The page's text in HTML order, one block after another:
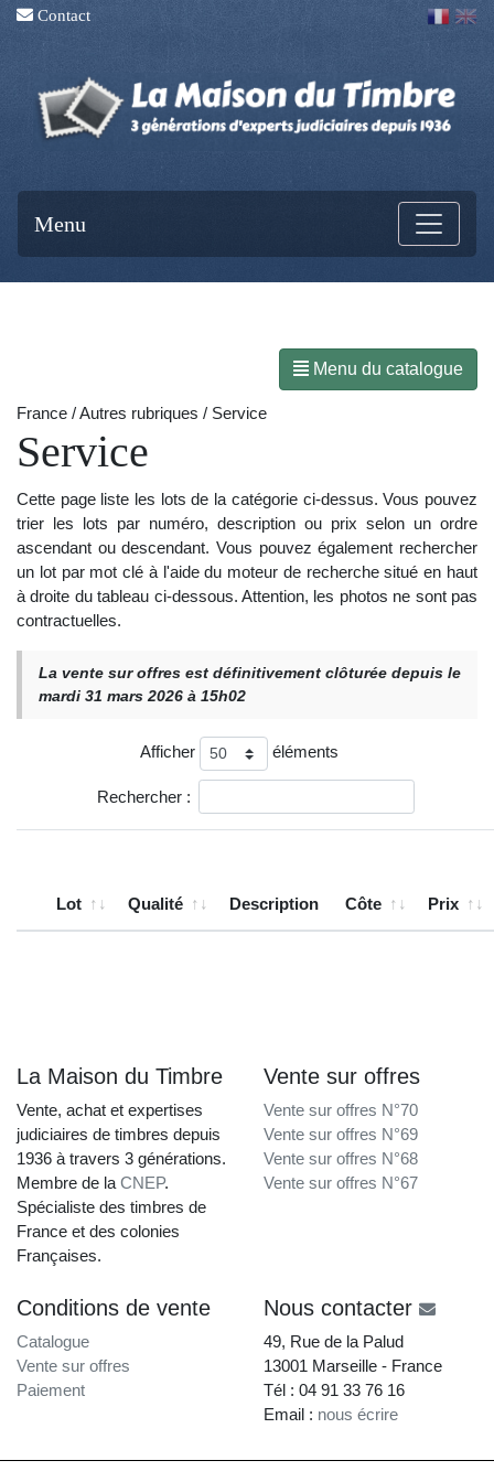
Contact
Menu
Menu du catalogue
France / Autres rubriques / Service
Service
Cette page liste les lots de la catégorie ci-dessus. Vous pouvez
trier les lots par numéro, description ou prix selon un ordre
ascendant ou descendant. Vous pouvez également rechercher
un lot par mot clé à l'aide du moteur de recherche situé en haut
à droite du tableau ci-dessous. Attention, les photos ne sont pas
contractuelles.
La vente sur offres est définitivement clôturée depuis le
mardi 31 mars 2026 à 15h02
Afficher éléments
Rechercher :
Lot Qualité Description Côte Prix
La Maison du Timbre
Vente, achat et expertises
judiciaires de timbres depuis
1936 à travers 3 générations.
Membre de la CNEP.
Spécialiste des timbres de
France et des colonies
Françaises.
Vente sur offres
Vente sur offres N°70
Vente sur offres N°69
Vente sur offres N°68
Vente sur offres N°67
Conditions de vente
Catalogue
Vente sur offres
Paiement
Nous contacter
49, Rue de la Palud
13001 Marseille - France
Tél : 04 91 33 76 16
Email : nous écrire